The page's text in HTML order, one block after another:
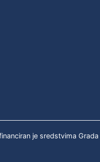
je sredstvima